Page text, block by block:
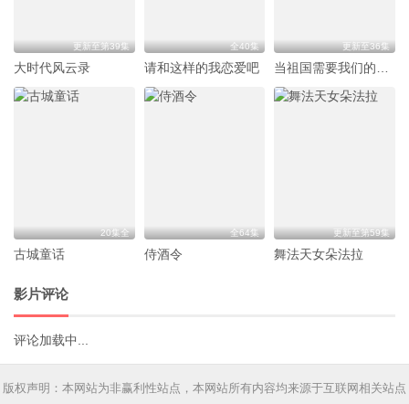
更新至第39集
大时代风云录
全40集
请和这样的我恋爱吧
更新至36集
20集全
古城童话
全64集
侍酒令
更新至第59集
舞法天女朵法拉
影片评论
评论加载中...
版权声明：本网站为非赢利性站点，本网站所有内容均来源于互联网相关站点